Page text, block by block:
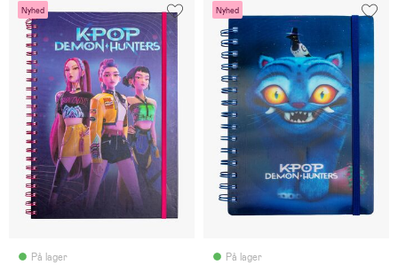
Nyhed
På lager
Nyhed
På lager